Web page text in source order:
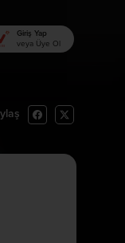
Giriş Yap
veya Üye Ol